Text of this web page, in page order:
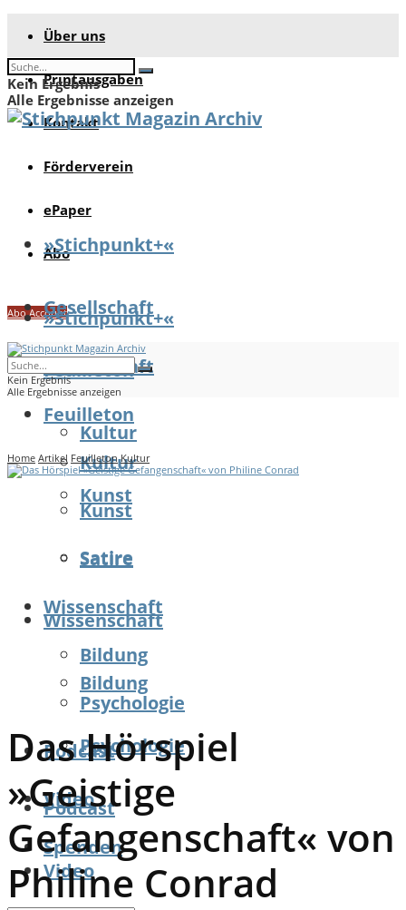
Über uns
Printausgaben
Kontakt
Förderverein
ePaper
Abo
Abo Account
Kein Ergebnis
Alle Ergebnisse anzeigen
»Stichpunkt+«
Gesellschaft
Feuilleton
Kultur
Kunst
Satire
Wissenschaft
Bildung
Psychologie
Podcast
Video
»Stichpunkt+«
Gesellschaft
Feuilleton
Kultur
Kunst
Satire
Wissenschaft
Bildung
Psychologie
Podcast
Video
Spenden
Kein Ergebnis
Alle Ergebnisse anzeigen
Home Artikel Feuilleton Kultur
Das Hörspiel
»Geistige
Gefangenschaft« von
Philine Conrad